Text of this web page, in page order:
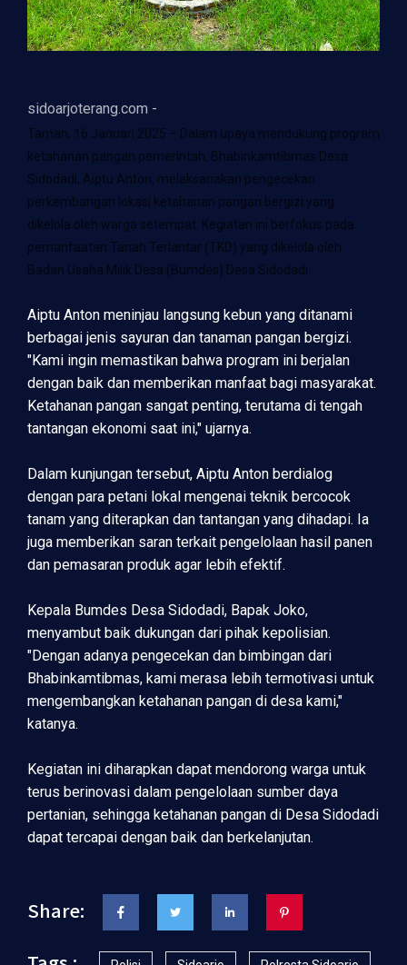
sidoarjoterang.com -
Taman, 16 Januari 2025 – Dalam upaya mendukung program
ketahanan pangan pemerintah, Bhabinkamtibmas Desa
Sidodadi, Aiptu Anton, melaksanakan pengecekan
perkembangan lokasi ketahanan pangan bergizi yang
dikelola oleh warga setempat. Kegiatan ini berfokus pada
pemanfaatan Tanah Terlantar (TKD) yang dikelola oleh
Badan Usaha Milik Desa (Bumdes) Desa Sidodadi.
Aiptu Anton meninjau langsung kebun yang ditanami
berbagai jenis sayuran dan tanaman pangan bergizi.
"Kami ingin memastikan bahwa program ini berjalan
dengan baik dan memberikan manfaat bagi masyarakat.
Ketahanan pangan sangat penting, terutama di tengah
tantangan ekonomi saat ini," ujarnya.
Dalam kunjungan tersebut, Aiptu Anton berdialog
dengan para petani lokal mengenai teknik bercocok
tanam yang diterapkan dan tantangan yang dihadapi. Ia
juga memberikan saran terkait pengelolaan hasil panen
dan pemasaran produk agar lebih efektif.
Kepala Bumdes Desa Sidodadi, Bapak Joko,
menyambut baik dukungan dari pihak kepolisian.
"Dengan adanya pengecekan dan bimbingan dari
Bhabinkamtibmas, kami merasa lebih termotivasi untuk
mengembangkan ketahanan pangan di desa kami,"
katanya.
Kegiatan ini diharapkan dapat mendorong warga untuk
terus berinovasi dalam pengelolaan sumber daya
pertanian, sehingga ketahanan pangan di Desa Sidodadi
dapat tercapai dengan baik dan berkelanjutan.
Share: